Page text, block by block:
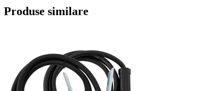
Produse similare